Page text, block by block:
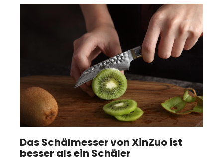
Das Schälmesser von XinZuo ist
besser als ein Schäler